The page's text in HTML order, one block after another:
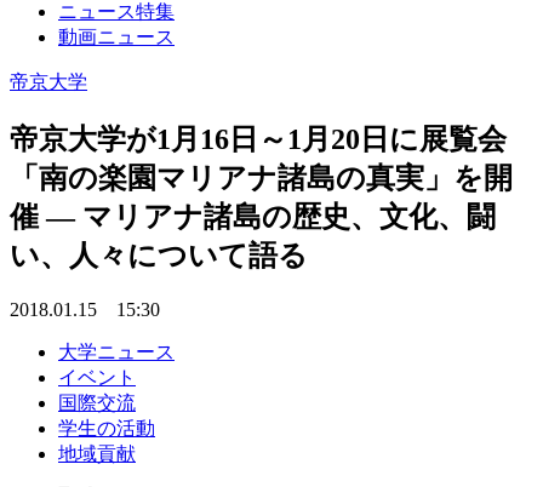
ニュース特集
動画ニュース
帝京大学
帝京大学が1月16日～1月20日に展覧会
「南の楽園マリアナ諸島の真実」を開
催 — マリアナ諸島の歴史、文化、闘
い、人々について語る
2018.01.15 15:30
大学ニュース
イベント
国際交流
学生の活動
地域貢献